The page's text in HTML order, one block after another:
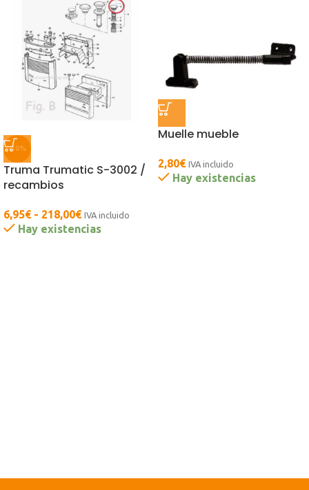
-10%
Truma Trumatic S-3002 /
recambios
6,95€ - 218,00€ IVA incluido
Hay existencias
Muelle mueble
2,80€ IVA incluido
Hay existencias